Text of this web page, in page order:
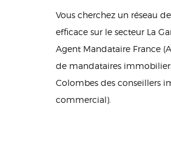
Vous cherchez un réseau
efficace sur le secteur La
Agent Mandataire France
de mandataires
Colombes des conseillers
commercial).